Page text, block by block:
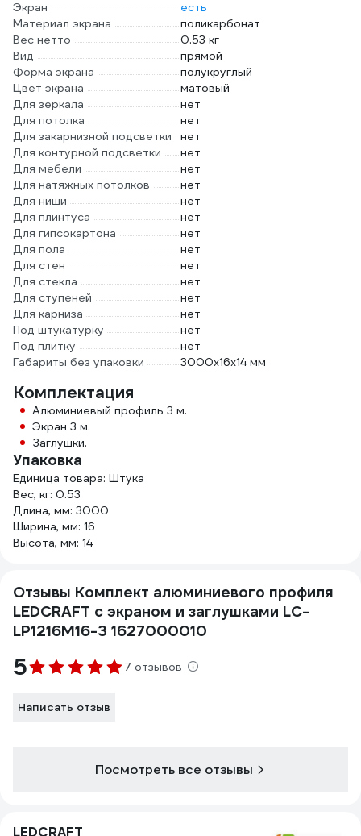
Экран
есть
Материал экрана
поликарбонат
Вес нетто
0.53 кг
Вид
прямой
Форма экрана
полукруглый
Цвет экрана
матовый
Для зеркала
нет
Для потолка
нет
Для закарнизной подсветки
нет
Для контурной подсветки
нет
Для мебели
нет
Для натяжных потолков
нет
Для ниши
нет
Для плинтуса
нет
Для гипсокартона
нет
Для пола
нет
Для стен
нет
Для стекла
нет
Для ступеней
нет
Для карниза
нет
Под штукатурку
нет
Под плитку
нет
Габариты без упаковки
3000х16х14 мм
Комплектация
Алюминиевый профиль 3 м.
Экран 3 м.
Заглушки.
Упаковка
Единица товара: Штука
Вес, кг: 0.53
Длина, мм: 3000
Ширина, мм: 16
Высота, мм: 14
Отзывы Комплект алюминиевого профиля
LEDCRAFT с экраном и заглушками LC-
LP1216M16-3 1627000010
5 7 отзывов
Написать отзыв
Посмотреть все отзывы
LEDCRAFT